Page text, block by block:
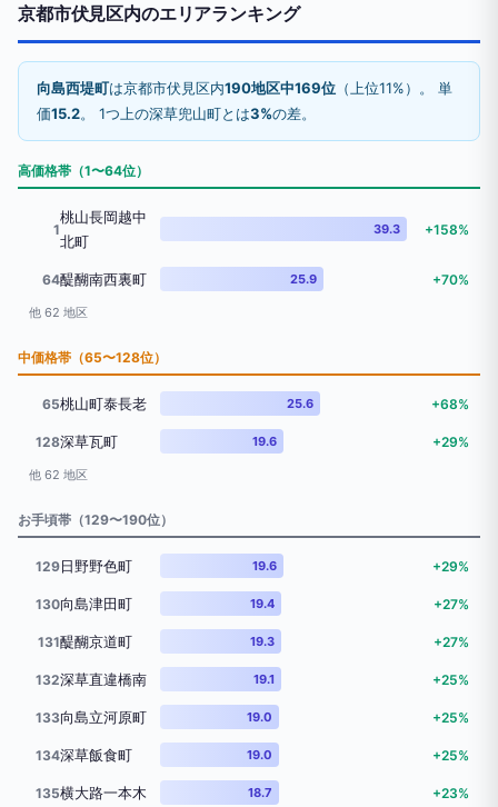
京都市伏見区内のエリアランキング
向島西堤町は京都市伏見区内190地区中169位 （上位11%）。 単
価15.2。 1つ上の深草兜山町とは3%の差。
高価格帯（1〜64位）
1
桃山長岡越中
北町
39.3 +158%
64醍醐南西裏町 25.9 +70%
他 62 地区
中価格帯（65〜128位）
65桃山町泰長老 25.6 +68%
128深草瓦町 19.6 +29%
他 62 地区
お手頃帯（129〜190位）
129日野野色町 19.6 +29%
130向島津田町 19.4 +27%
131醍醐京道町 19.3 +27%
132深草直違橋南 19.1 +25%
133向島立河原町 19.0 +25%
134深草飯食町 19.0 +25%
135横大路一本木 18.7 +23%